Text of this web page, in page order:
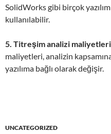
SolidWorks gibi birçok yazılım
kullanılabilir.
5. Titreşim analizi
maliyetleri, analizin
yazılıma bağlı olarak değişir.
UNCATEGORIZED